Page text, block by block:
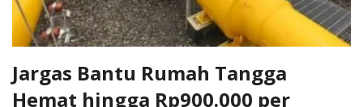
Jargas Bantu Rumah Tangga
Hemat hingga Rp900.000 per